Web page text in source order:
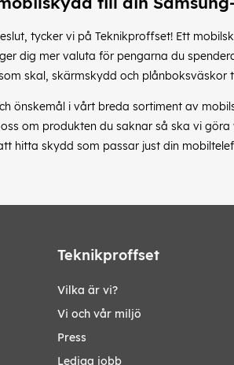
tycker vi på Teknikproffset! Ett
dig mer valuta för pengarna du
skal, skärmskydd och plånboksväskor
önskemål i vårt breda sortiment av
om produkten du saknar så ska vi
hitta skydd som passar just din
Teknikproffset
Vilka är vi?
Vi och vår miljö
Press
Lediga jobb